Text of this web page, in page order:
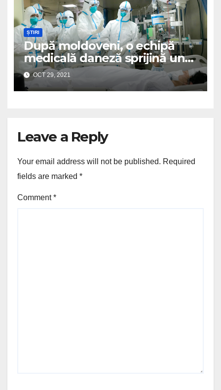
ȘTIRI
După moldoveni, o echipă
medicală daneză sprijină un
spital românesc
OCT 29, 2021
Leave a Reply
Your email address will not be published. Required
fields are marked *
Comment*